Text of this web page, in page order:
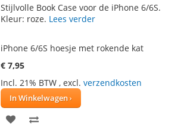
AAN TE
Stijlvolle Book Case voor de iPhone 6/6S.
Kleur: roze. Lees verder
iPhone 6/6S hoesje met rokende kat
€ 7,95
Incl. 21% BTW , excl. verzendkosten
In Winkelwagen
VOEG